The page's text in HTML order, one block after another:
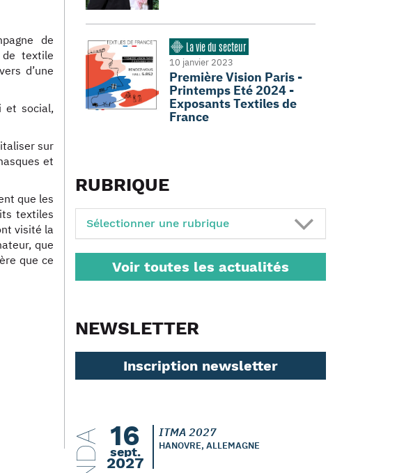
de
de textile
d’une
et social,
sur
et
que les
textiles
visité la
que
que ce
La vie du secteur
10 janvier 2023
Première Vision Paris -
Printemps Eté 2024 -
Exposants Textiles de
France
RUBRIQUE
Sélectionner une rubrique
Voir toutes les actualités
NEWSLETTER
Inscription newsletter
16
sept.
2027
ITMA 2027
HANOVRE, ALLEMAGNE